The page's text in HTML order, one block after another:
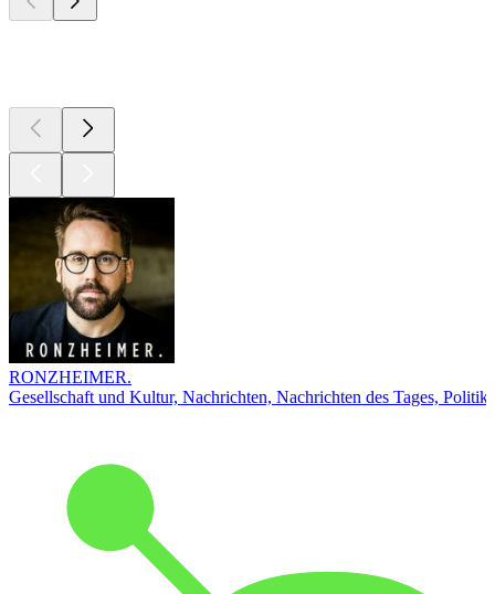
RONZHEIMER.
Gesellschaft und Kultur, Nachrichten, Nachrichten des Tages, Politik